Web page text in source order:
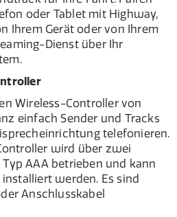
oder Tablet mit Highway,
Ihrem Gerät oder von Ihrem
Dienst über Ihr
Wireless-Controller von
einfach Sender und Tracks
telefonieren.
wird über zwei
AAA betrieben und kann
werden. Es sind
Anschlusskabel